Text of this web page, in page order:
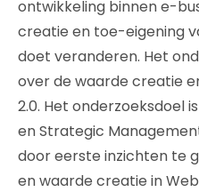
ontwikkeling binnen e-
creatie en toe-eigening
doet veranderen. Het
over de waarde creatie
2.0. Het onderzoeksdoel
en Strategic
door eerste inzichten te
en waarde creatie in Web